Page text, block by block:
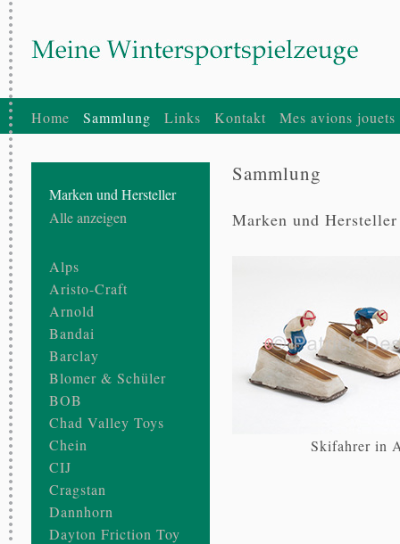
Home Sammlung Links Kontakt Mes avions jouets
Marken und Hersteller
Alle anzeigen
Alps
Aristo-Craft
Arnold
Bandai
Barclay
Blomer & Schüler
BOB
Chad Valley Toys
Chein
CIJ
Cragstan
Dannhorn
Dayton Friction Toy
Sammlung
Marken und
Skifahrer in